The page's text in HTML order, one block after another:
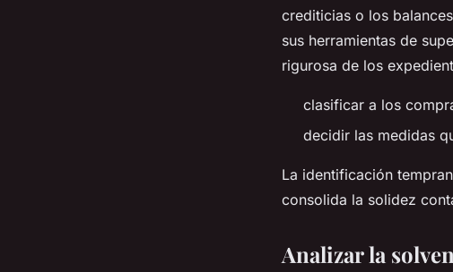
crediticias o los
sus herramientas de
rigurosa de los
clasificar a los
decidir las medidas
La identificación
consolida la solidez
Analizar la